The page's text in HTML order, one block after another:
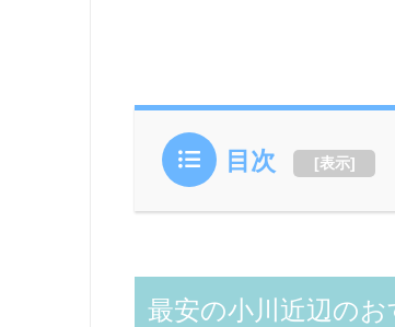
目次 [表示]
最安の小川近辺の